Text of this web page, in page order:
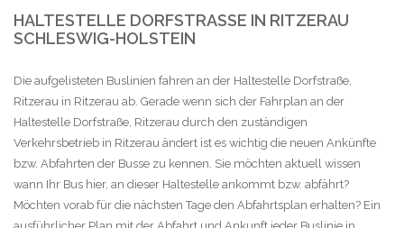
HALTESTELLE DORFSTRASSE IN RITZERAU S
CHLESWIG-HOLSTEIN
Die aufgelisteten Buslinien fahren an der Haltestelle Dorfstraße,
Ritzerau in Ritzerau ab. Gerade wenn sich der Fahrplan an der
Haltestelle Dorfstraße, Ritzerau durch den zuständigen
Verkehrsbetrieb in Ritzerau ändert ist es wichtig die neuen Ankünfte
bzw. Abfahrten der Busse zu kennen. Sie möchten aktuell wissen
wann Ihr Bus hier, an dieser Haltestelle ankommt bzw. abfährt?
Möchten vorab für die nächsten Tage den Abfahrtsplan erhalten? Ein